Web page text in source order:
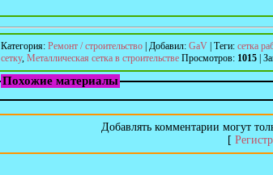
Категория: Ремонт / строительство Добавил: GaV Теги: сетка
сетку, Металлическая сетка в строительстве Просмотров: 1015
Похожие материалы
Добавлять комментарии могут
[